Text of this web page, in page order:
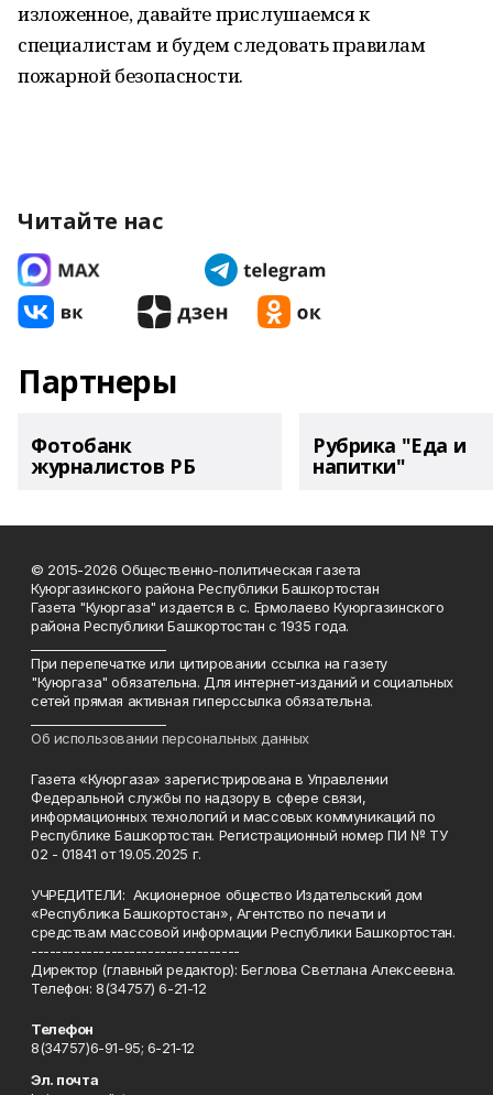
изложенное, давайте прислушаемся к
специалистам и будем следовать правилам
пожарной безопасности.
Читайте нас
Партнеры
Фотобанк
журналистов РБ
Рубрика "Еда и
напитки"
© 2015-2026 Общественно-политическая газета
Куюргазинского района Республики Башкортостан
Газета "Куюргаза" издается в с. Ермолаево Куюргазинского
района Республики Башкортостан с 1935 года.
При перепечатке или цитировании ссылка на газету
"Куюргаза" обязательна. Для интернет-изданий и социальных
сетей прямая активная гиперссылка обязательна.
Об использовании персональных данных
Газета «Куюргаза» зарегистрирована в Управлении
Федеральной службы по надзору в сфере связи,
информационных технологий и массовых коммуникаций по
Республике Башкортостан. Регистрационный номер ПИ № ТУ
02 - 01841 от 19.05.2025 г.
УЧРЕДИТЕЛИ: Акционерное общество Издательский дом
«Республика Башкортостан», Агентство по печати и
средствам массовой информации Республики Башкортостан.
----------------------------------
Директор (главный редактор): Беглова Светлана Алексеевна.
Телефон: 8(34757) 6-21-12
Телефон
8(34757)6-91-95; 6-21-12
Эл. почта